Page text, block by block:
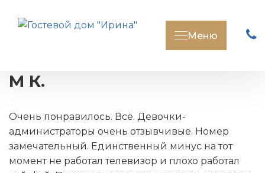
Меню
М К.
Очень понравилось. Всё. Девочки-
администраторы очень отзывчивые. Номер
замечательный. Единственный минус на тот
момент не работал телевизор и плохо работал